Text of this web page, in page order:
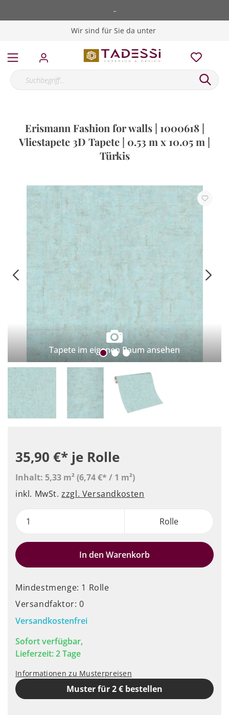
-
Wir sind für Sie da unter
Erismann Fashion for walls | 1000618 |
Vliestapete 3D Tapete | 0.53 m x 10.05 m |
Türkis
Tapete im eigenen Raum ansehen
35,90 €* je Rolle
Inhalt: 5,33 m²(6,74 €* / 1 m²)
inkl. MwSt.zzgl. Versandkosten
Rolle
In den Warenkorb
Mindestmenge: 1 Rolle
Versandfaktor: 0
Versandkostenfrei
Sofort verfügbar,
Lieferzeit: 2 Tage
Informationen zu Musterpreisen
Muster für 2 € bestellen